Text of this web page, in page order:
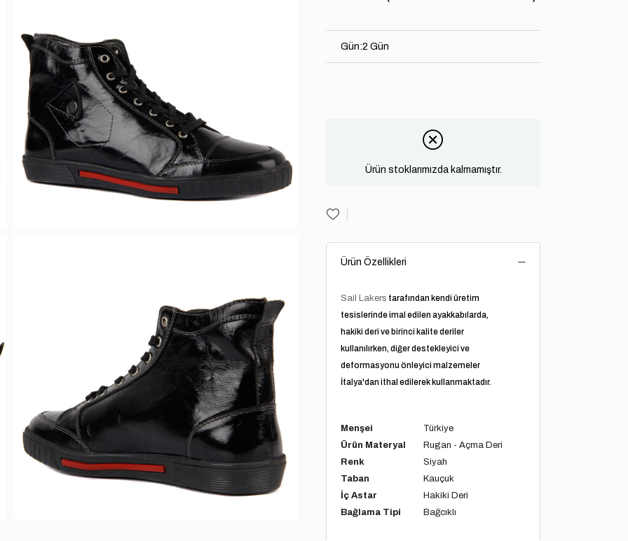
Gün:2 Gün
Ürün stoklarımızda kalmamıştır.
Ürün Özellikleri
Sail Lakers tarafından kendi üretim
tesislerinde imal edilen ayakkabılarda,
hakiki deri ve birinci kalite deriler
kullanılırken, diğer destekleyici ve
deformasyonu önleyici malzemeler
İtalya'dan ithal edilerek kullanmaktadır.
Menşei
Türkiye
Ürün Materyal
Rugan - Açma Deri
Renk
Siyah
Taban
Kauçuk
İç Astar
Hakiki Deri
Bağlama Tipi
Bağcıklı